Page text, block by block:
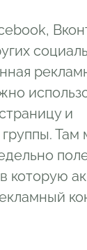
и
которую